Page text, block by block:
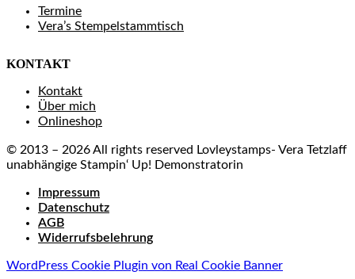
Termine
Vera’s Stempelstammtisch
KONTAKT
Kontakt
Über mich
Onlineshop
© 2013 – 2026 All rights reserved Lovleystamps- Vera Tetzlaff
unabhängige Stampin‘ Up! Demonstratorin
Impressum
Datenschutz
AGB
Widerrufsbelehrung
WordPress Cookie Plugin von Real Cookie Banner